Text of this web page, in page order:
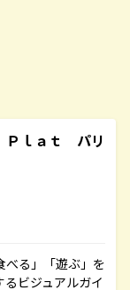
ｌａｔ パリ
べる」「遊ぶ」を
ビジュアルガイ